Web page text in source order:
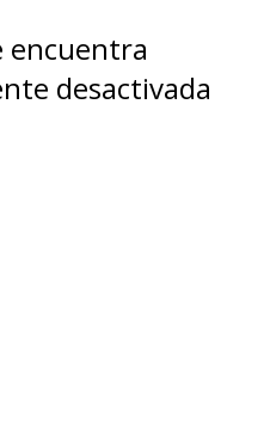
encuentra
desactivada